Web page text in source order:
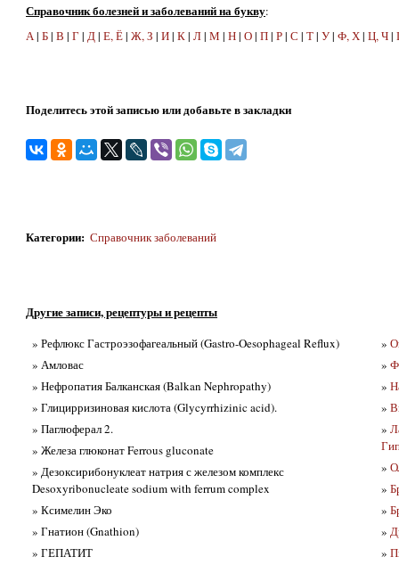
Справочник болезней и заболеваний на букву:
А| Б| В | Г | Д| Е, Ё| Ж, З | И| К| Л| М | Н| О| П| Р| С | Т| У| Ф, Х| Ц, Ч|
Поделитесь этой записью или добавьте в закладки
Категории: Справочник заболеваний
Другие записи, рецептуры и рецепты
» Рефлюкс Гастроэзофагеальный (Gastro-Oesophageal Reflux)
» Амловас
» Нефропатия Балканская (Balkan Nephropathy)
» Глицирризиновая кислота (Glycyrrhizinic acid).
» Паглюферал 2.
» Железа глюконат Ferrous gluconate
» Дезоксирибонуклеат натрия с железом комплекс
Desoxyribonucleate sodium with ferrum complex
» Ксимелин Эко
» Гнатион (Gnathion)
» ГЕПАТИТ
»
»
»
»
»
»
»
»
»
»